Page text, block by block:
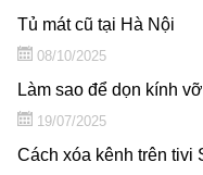
Tủ mát cũ tại Hà Nội
08/10/2025
Làm sao để dọn kính
19/07/2025
Cách xóa kênh trên tivi